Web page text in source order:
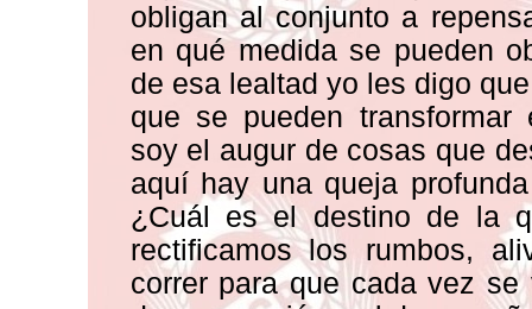
obligan al conjunto a
en qué medida se pueden
de esa lealtad yo les digo
que se pueden transformar
soy el augur de cosas que
aquí hay una queja
¿Cuál es el destino de la
rectificamos los rumbos,
correr para que cada vez